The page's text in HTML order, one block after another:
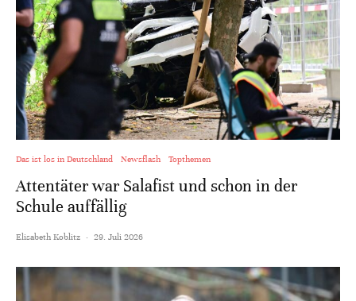
Das ist los in Deutschland Newsflash Topthemen
Attentäter war Salafist und schon in der
Schule auffällig
Elisabeth Koblitz · 29. Juli 2026